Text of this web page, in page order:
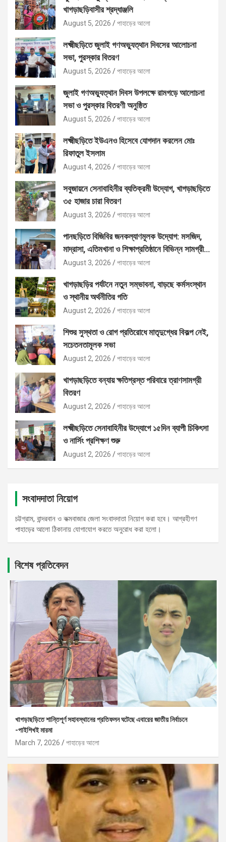
খাগড়াছড়িবাসীর শ্রদ্ধাঞ্জলি
August 5, 2026 পাহাড়ের আলো
লক্ষ্মীছড়িতে জুলাই গণঅভ্যুত্থান দিবসের আলোচনা
সভা, পুরস্কার বিতরণ
August 5, 2026 পাহাড়ের আলো
জুলাই গণঅভ্যুত্থান দিবস উপলক্ষে রামগড়ে আলোচনা
সভা ও পুরস্কার বিতরণী অনুষ্ঠিত
August 5, 2026 পাহাড়ের আলো
লক্ষ্মীছড়িতে ইউএনও হিসেবে যোগদান করলেন মোঃ
রিফাতুল ইসলাম
August 4, 2026 পাহাড়ের আলো
সবুজায়নে সেনাবাহিনীর ব্যতিক্রমী উদ্যোগ, খাগড়াছড়িতে
৩৫ হাজার চারা বিতরণ
August 3, 2026 পাহাড়ের আলো
পানছড়িতে বিজিবির জনকল্যাণমূলক উদ্যোগ: মসজিদ,
মাদ্রাসা, এতিমখানা ও শিক্ষাপ্রতিষ্ঠানে বিভিন্ন সামগ্রী
বিতরণ
August 3, 2026 পাহাড়ের আলো
খাগড়াছড়ির পর্যটনে নতুন সম্ভাবনা, বাড়ছে কর্মসংস্থান
ও স্থানীয় অর্থনীতির গতি
August 2, 2026 পাহাড়ের আলো
শিশুর সুস্থতা ও রোগ প্রতিরোধে মাতৃদুগ্ধের বিকল্প নেই,
সচেতনতামূলক সভা
August 2, 2026 পাহাড়ের আলো
খাগড়াছড়িতে বন্যায় ক্ষতিগ্রস্ত পরিবারে ত্রাণসামগ্রী
বিতরণ
August 2, 2026 পাহাড়ের আলো
লক্ষ্মীছড়িতে সেনাবাহিনীর উদ্যোগে ১৫দিন ব্যাপী চিকিৎসা
ও নার্সিং প্রশিক্ষণ শুরু
August 2, 2026 পাহাড়ের আলো
সংবাদদাতা নিয়োগ
চট্টগ্রাম, বান্দরবান ও কক্মবাজার জেলা সংবাদদাতা নিয়োগ করা হবে। আগ্রহীগণ
পাহাড়ের আলো ঠিকানায় যোগাযোগ করতে অনুরোধ করা হলো।
বিশেষ প্রতিবেদন
খাগড়াছড়িতে শান্তিপূর্ণ সহাবস্থানের প্রতিফলন ঘটেছে এবারের জাতীয় নির্বাচনে
-পাইশিখই মারমা
March 7, 2026
পাহাড়ের আলো